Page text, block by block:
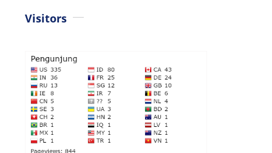
fiqih puasa fiqih ramadan
hadits I'tikaf
ibadah
Visitors